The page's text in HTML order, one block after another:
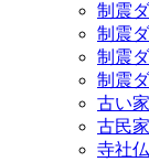
制震
制震
制震
制震
古い
古民
寺社